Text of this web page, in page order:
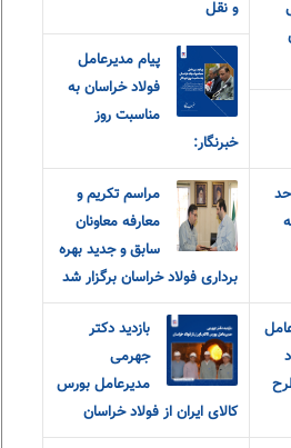
و نقل
پیام مدیرعامل
فولاد خراسان به
مناسبت روز
خبرنگار:
مراسم تکریم و
معارفه‌ معاونان
سابق و جدید بهره
برداری فولاد خراسان برگزار شد
بازدید دکتر
جهرمی
مدیرعامل بورس
کالای ایران از فولاد خراسان